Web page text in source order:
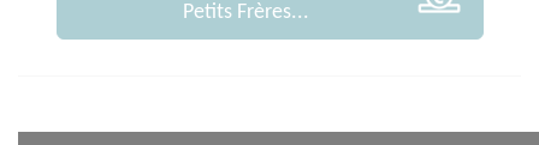
Petits Frères...